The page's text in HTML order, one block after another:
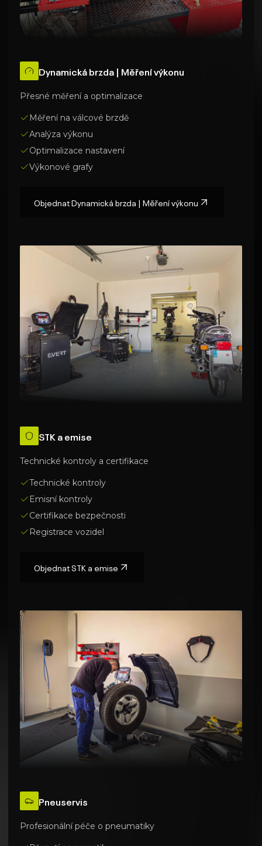
Dynamická brzda | Měření výkonu
Přesné měření a optimalizace
Měření na válcové brzdě
Analýza výkonu
Optimalizace nastavení
Výkonové grafy
ObjednatDynamická brzda | Měření výkonu
STK a emise
Technické kontroly a certifikace
Technické kontroly
Emisní kontroly
Certifikace bezpečnosti
Registrace vozidel
ObjednatSTK a emise
Pneuservis
Profesionální péče o pneumatiky